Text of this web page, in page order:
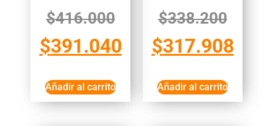
$416.000
$391.040
Añadir al carrito
$338.200
$317.908
Añadir al carrito